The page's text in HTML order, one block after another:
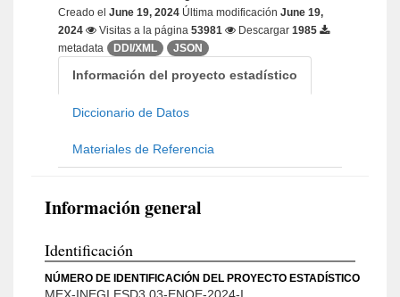
Creado el June 19, 2024 Última modificación June 19,
2024
Visitas a la página 53981 Descargar 1985
metadata
DDI/XML JSON
Información del proyecto estadístico
Diccionario de Datos
Materiales de Referencia
Información general
Identificación
NÚMERO DE IDENTIFICACIÓN DEL PROYECTO ESTADÍSTICO